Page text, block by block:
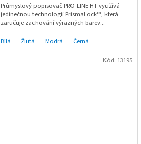
Průmyslový popisovač PRO-LINE HT využívá
jedinečnou technologii PrismaLock™, která
zaručuje zachování výrazných barev...
Bílá
Žlutá Modrá Černá
Kód: 13195